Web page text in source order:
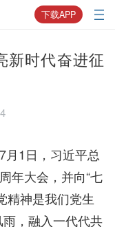
下载APP
新时代奋进征
月1日，习近平总
年大会，并向“七
精神是我们党生
，融入一代代共